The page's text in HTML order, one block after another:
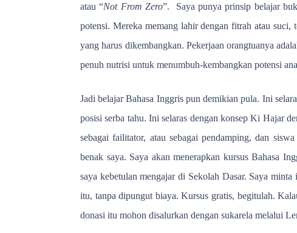
atau “Not From Zero”.
Saya punya prinsip belajar
potensi. Mereka memang lahir dengan fitrah atau
yang harus dikembangkan. Pekerjaan orangtuanya
penuh nutrisi untuk menumbuh-kembangkan potensi
Jadi belajar Bahasa Inggris pun demikian pula. Ini
posisi serba tahu. Ini selaras dengan konsep Ki Hajar
sebagai failitator, atau sebagai pendamping, dan
benak saya. Saya akan menerapkan kursus Bahasa
saya kebetulan mengajar di Sekolah Dasar. Saya
itu, tanpa dipungut biaya. Kursus gratis, begitulah.
donasi itu mohon disalurkan dengan sukarela melalui